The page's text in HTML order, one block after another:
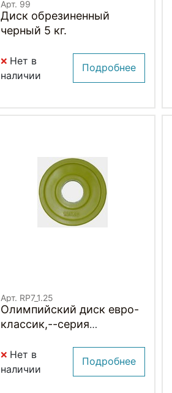
Арт. 99
Диск обрезиненный
черный 5 кг.
Нет в
наличии
Подробнее
Арт. RP7_1.25
Олимпийский диск евро-
классик,--серия
Нет в
наличии
Подробнее